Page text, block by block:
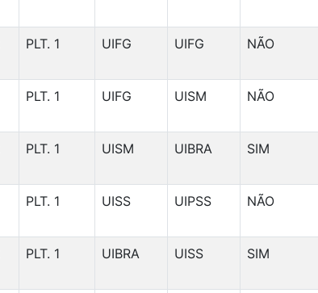
PLT. 1 UIFG UIFG NÃO
PLT. 1 UIFG UISM NÃO
PLT. 1 UISM UIBRA SIM
PLT. 1 UISS UIPSS NÃO
PLT. 1 UIBRA UISS SIM